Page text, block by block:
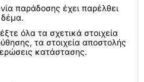
παράδοσης έχει παρέλθει
όλα τα σχετικά στοιχεία
τα στοιχεία αποστολής
κατάστασης.